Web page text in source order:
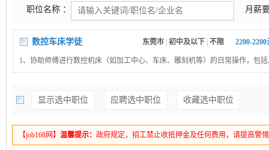
职位名称 ： 月薪
数控车床学徒 东莞市 初中及以下 不限 2200-2200
1、协助师傅进行数控机床（如加工中心、车床、雕刻机等）的日常操作，包
装夹定位、程序调用等基础步骤。2、根据图纸或工艺文件要求，在指导下加
自检，并按要求填写生产记录或工序作业单4、吃苦耐劳、服从安排
显示选中职位 应聘选中职位 收藏选中职位
【job168网】 温馨提示： 政府规定，招工禁止收抵押金及任何费用，请提高警